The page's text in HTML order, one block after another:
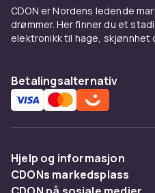
CDON er Nordens ledende
drømmer. Her finner du et
elektronikk til hage,
Betalingsalternativ
Hjelp og informasjon
Vanlige spørsmål
CDONs markedsplass